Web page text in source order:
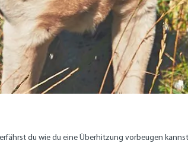
du wie du eine Überhitzung vorbeugen